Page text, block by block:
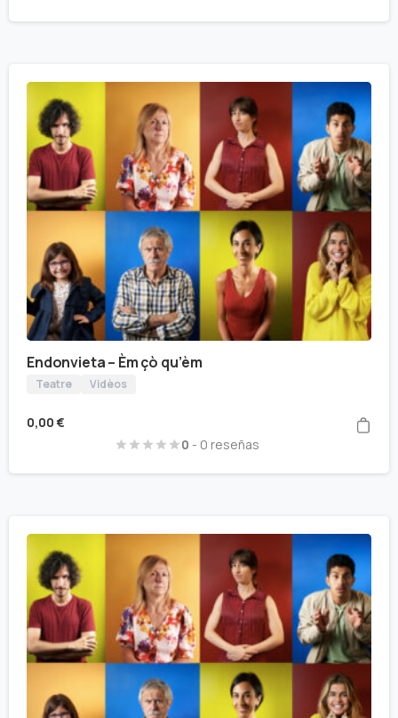
Endonvieta – Èm çò qu’èm
Teatre Vidèos
0,00 €
0 - 0 reseñas